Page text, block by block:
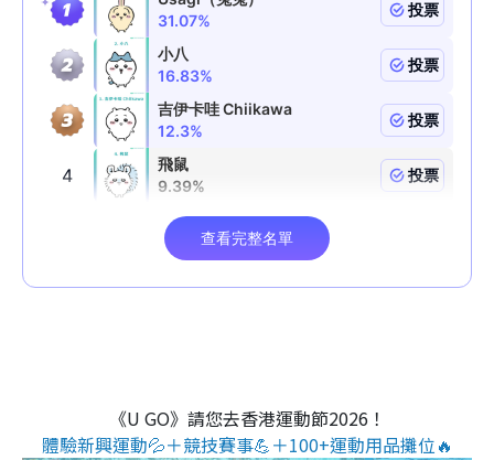
《U GO》請您去香港運動節2026！
體驗新興運動💦＋競技賽事💪＋100+運動用品攤位🔥